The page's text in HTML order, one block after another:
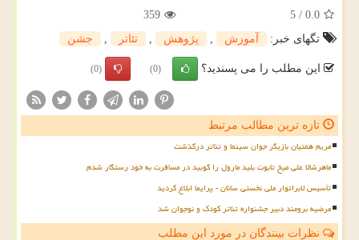
0.0
/
5
359
تگهای خبر:
آموزش پژوهش تئاتر جشن
این مطلب را می پسندید؟ (0)
(0)
تازه ترین مطالب مرتبط
مریم همتیان بازیگر جوان سینما و تئاتر درگذشت
ماهرشالا علی میخ تابوت بلید مارول را کوبید در مسافرت به خود رستگار شدم
تأسیس لابراتوار ملی نخستی سانان - پرایما ابلاغ گردید
مرضیه برومند دبیر جشنواره تئاتر کودک و نوجوان شد
نظرات بینندگان در مورد این مطلب